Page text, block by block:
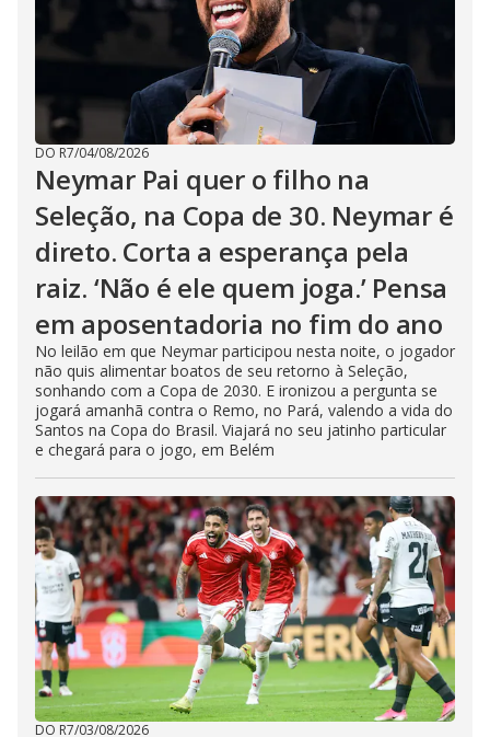
DO R7/04/08/2026
Neymar Pai quer o filho na
Seleção, na Copa de 30. Neymar é
direto. Corta a esperança pela
raiz. ‘Não é ele quem joga.’ Pensa
em aposentadoria no fim do ano
No leilão em que Neymar participou nesta noite, o jogador
não quis alimentar boatos de seu retorno à Seleção,
sonhando com a Copa de 2030. E ironizou a pergunta se
jogará amanhã contra o Remo, no Pará, valendo a vida do
Santos na Copa do Brasil. Viajará no seu jatinho particular
e chegará para o jogo, em Belém
DO R7/03/08/2026